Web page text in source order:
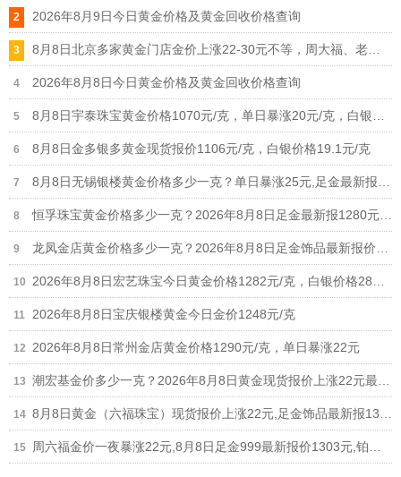
2026年8月9日今日黄金价格及黄金回收价格查询
2026年8月8日今日黄金价格及黄金回收价格查询
8月8日金多银多黄金现货报价1106元/克，白银价格19.1元/克
2026年8月8日宝庆银楼黄金今日金价1248元/克
2026年8月8日常州金店黄金价格1290元/克，单日暴涨22元